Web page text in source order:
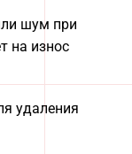
шум при
на износ
удаления